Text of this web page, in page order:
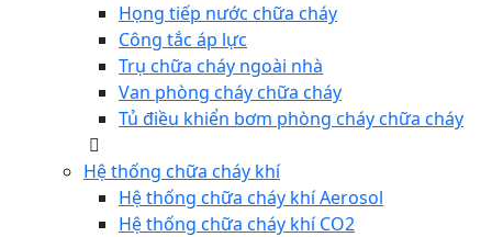
Họng tiếp nước chữa cháy
Công tắc áp lực
Trụ chữa cháy ngoài nhà
Van phòng cháy chữa cháy
Tủ điều khiển bơm phòng cháy chữa cháy
Hệ thống chữa cháy khí
Hệ thống chữa cháy khí Aerosol
Hệ thống chữa cháy khí CO2